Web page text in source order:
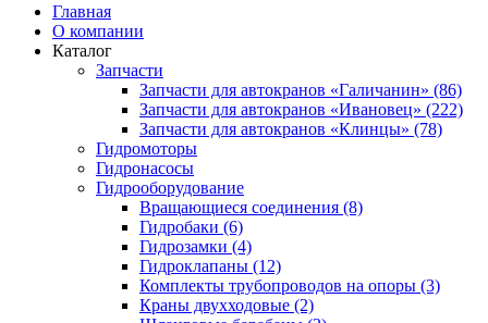
Главная
О компании
Каталог
Запчасти
Запчасти для автокранов «Галичанин» (86)
Запчасти для автокранов «Ивановец» (222)
Запчасти для автокранов «Клинцы» (78)
Гидромоторы
Гидронасосы
Гидрооборудование
Вращающиеся соединения (8)
Гидробаки (6)
Гидрозамки (4)
Гидроклапаны (12)
Комплекты трубопроводов на опоры (3)
Краны двухходовые (2)